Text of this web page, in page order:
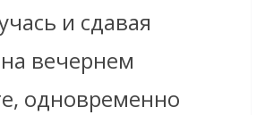
и сдавая
вечернем
одновременно